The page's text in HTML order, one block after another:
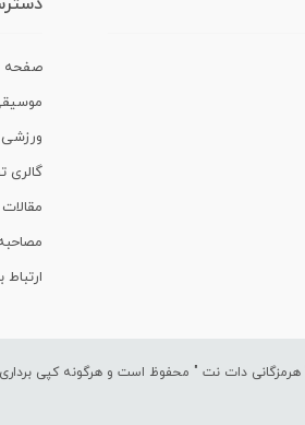
صفحه
ورزشی
گالری
مقالات
ارتباط
هرمزگانی دات نت " محفوظ است و هرگونه کپی برداری